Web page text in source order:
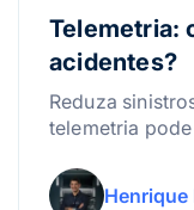
Telemetria:
acidentes?
Reduza
telemetria
velocidade.
Henrique